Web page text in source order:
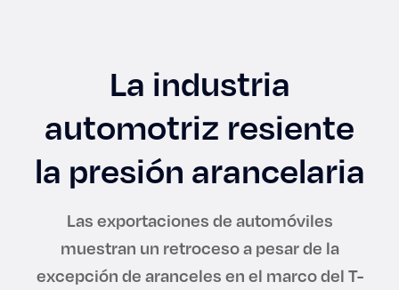
Derecho
La industria
automotriz resiente
la presión arancelaria
Las exportaciones de automóviles
muestran un retroceso a pesar de la
excepción de aranceles en el marco del T-